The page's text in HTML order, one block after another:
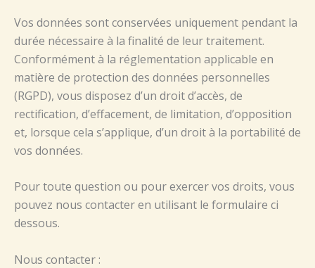
Vos données sont conservées uniquement pendant la
durée nécessaire à la finalité de leur traitement.
Conformément à la réglementation applicable en
matière de protection des données personnelles
(RGPD), vous disposez d’un droit d’accès, de
rectification, d’effacement, de limitation, d’opposition
et, lorsque cela s’applique, d’un droit à la portabilité de
vos données.
Pour toute question ou pour exercer vos droits, vous
pouvez nous contacter en utilisant le formulaire ci
dessous.
Nous contacter :